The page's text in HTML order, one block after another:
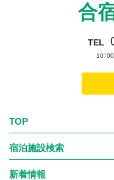
合
TEL
10：
TOP
宿泊施設検索
新着情報